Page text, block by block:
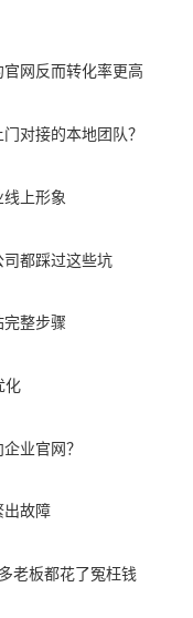
网反而转化率更高
对接的本地团队？
上形象
都踩过这些坑
整步骤
化
业官网？
出故障
老板都花了冤枉钱